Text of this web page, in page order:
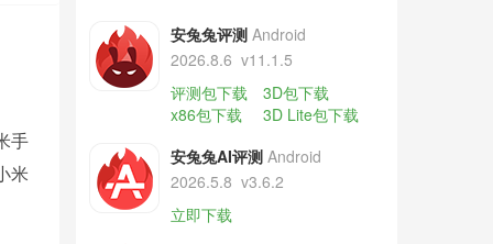
手
米
安兔兔评测 Android
2026.8.6 v11.1.5
评测包下载
3D包下载
x86包下载
3D Lite包下载
安兔兔AI评测 Android
2026.5.8 v3.6.2
立即下载